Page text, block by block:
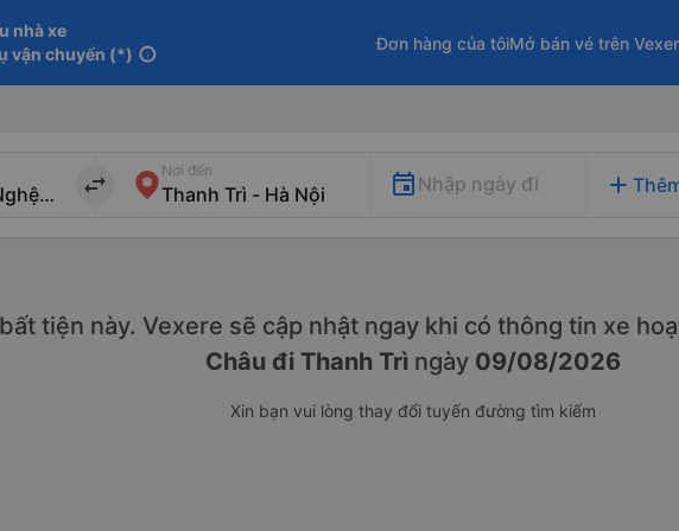
nhà xe
vận chuyển (*) info
Đơn hàng của tôiMở bán vé trên
import_export
Nơi đến
Nhập ngày đi add
tiện này. Vexere sẽ cập nhật ngay khi có thông tin xe
Châu đi Thanh Trì ngày 09/08/2026
Xin bạn vui lòng thay đổi tuyến đường tìm kiếm